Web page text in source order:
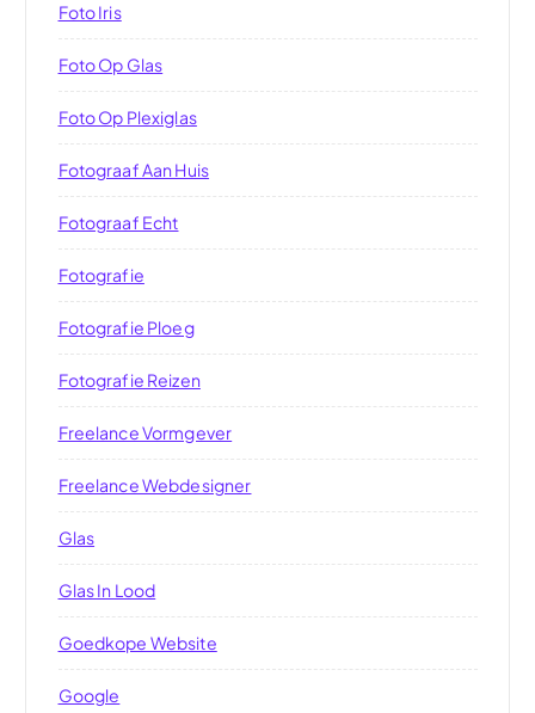
Foto Iris
Foto Op Glas
Foto Op Plexiglas
Fotograaf Aan Huis
Fotograaf Echt
Fotografie
Fotografie Ploeg
Fotografie Reizen
Freelance Vormgever
Freelance Webdesigner
Glas
Glas In Lood
Goedkope Website
Google